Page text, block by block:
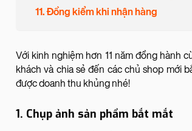
11. Đồng kiểm khi nhận hàng
Với kinh nghiệm hơn 11 năm đồng hành
khách và chia sẻ đến các chủ shop mới
được doanh thu khủng nhé!
1. Chụp ảnh sản phẩm bắt mắt